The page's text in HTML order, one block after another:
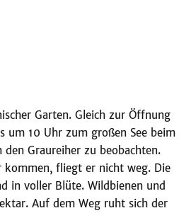
Garten. Gleich zur Öffnung
um 10 Uhr zum großen See beim
Graureiher zu beobachten.
kommen, fliegt er nicht weg. Die
in voller Blüte. Wildbienen und
Auf dem Weg ruht sich der